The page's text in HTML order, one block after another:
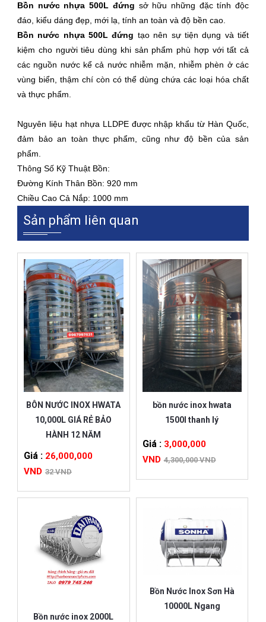
Bồn nước nhựa 500L đứng sở hữu những đặc tính độc
đáo, kiểu dáng đẹp, mới lạ, tính an toàn và độ bền cao.
Bồn nước nhựa 500L đứng tạo nên sự tiện dụng và tiết
kiệm cho người tiêu dùng khi sản phẩm phù hợp với tất cả
các nguồn nước kể cả nước nhiễm mặn, nhiễm phèn ở các
vùng biển, thậm chí còn có thể dùng chứa các loại hóa chất
và thực phẩm.
Nguyên liệu hạt nhựa LLDPE được nhập khẩu từ Hàn Quốc,
đảm bảo an toàn thực phẩm, cũng như độ bền của sản
phẩm.
Thông Số Kỹ Thuật Bồn:
Đường Kính Thân Bồn: 920 mm
Chiều Cao Cả Nắp: 1000 mm
Sản phẩm liên quan
BÔN NƯỚC INOX HWATA
10,000L GIÁ RẺ BẢO
HÀNH 12 NĂM
Giá : 26,000,000
VND 32 VND
bồn nước inox hwata
1500l thanh lý
Giá : 3,000,000
VND 4,300,000 VND
Bồn nước inox 2000L
Bồn Nước Inox Sơn Hà
10000L Ngang